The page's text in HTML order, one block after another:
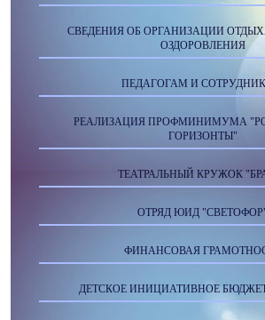
СВЕДЕНИЯ ОБ ОРГАНИЗАЦИИ
ОЗДОРОВЛЕНИЯ
ПЕДАГОГАМ И
РЕАЛИЗАЦИЯ ПРОФМИНИМУМА
ГОРИЗОНТЫ"
ТЕАТРАЛЬНЫЙ КРУЖОК
ОТРЯД ЮИД
ФИНАНСОВАЯ
ДЕТСКОЕ ИНИЦИАТИВНОЕ